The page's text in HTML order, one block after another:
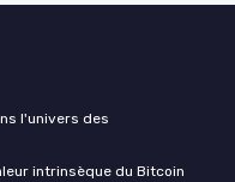
l'univers des
intrinsèque du Bitcoin